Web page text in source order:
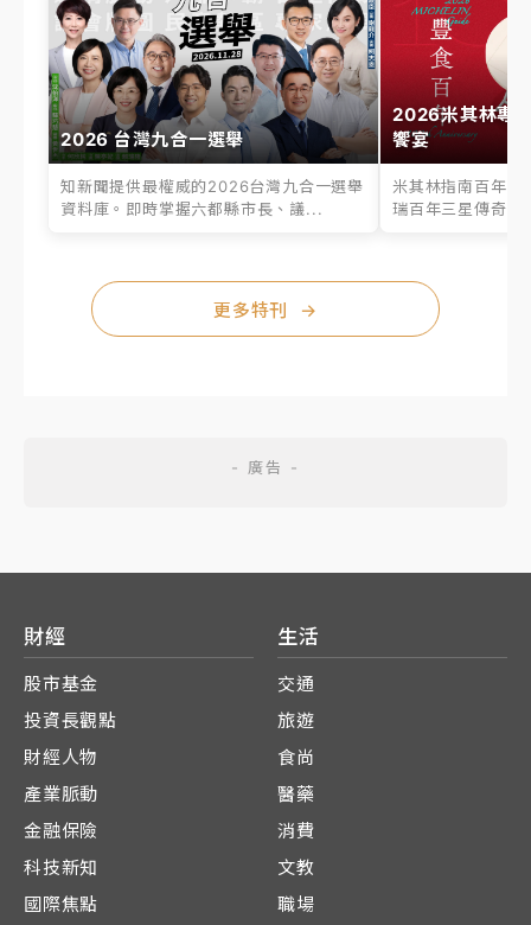
2026 台灣九合一選舉
知新聞提供最權威的2026台灣九合一選舉
資料庫。即時掌握六都縣市長、議...
2026米其林專
饗宴
米其林指南百年之
瑞百年三星傳奇、
更多特刊 →
財經
股市基金
投資長觀點
財經人物
產業脈動
金融保險
科技新知
國際焦點
生活
交通
旅遊
食尚
醫藥
消費
文教
職場